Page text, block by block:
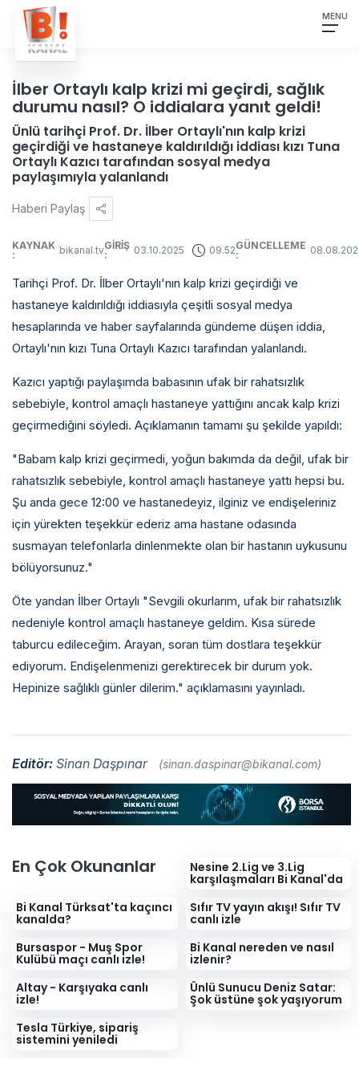
DİZİLER
FİLMLER
YAŞAM & EĞLENCE
YAYIN AKIŞI
HABERLER
MENU
İlber Ortaylı kalp krizi mi geçirdi, sağlık
durumu nasıl? O iddialara yanıt geldi!
Ünlü tarihçi Prof. Dr. İlber Ortaylı'nın kalp krizi
geçirdiği ve hastaneye kaldırıldığı iddiası kızı Tuna
Ortaylı Kazıcı tarafından sosyal medya
paylaşımıyla yalanlandı
Haberi Paylaş
KAYNAK
:
bikanal.tvGİRİŞ
:
03.10.2025 09.52GÜNCELLEME
:
Tarihçi Prof. Dr. İlber Ortaylı'nın kalp krizi geçirdiği ve
hastaneye kaldırıldığı iddiasıyla çeşitli sosyal medya
hesaplarında ve haber sayfalarında gündeme düşen iddia,
Ortaylı'nın kızı Tuna Ortaylı Kazıcı tarafından yalanlandı.
Kazıcı yaptığı paylaşımda babasının ufak bir rahatsızlık
sebebiyle, kontrol amaçlı hastaneye yattığını ancak kalp krizi
geçirmediğini söyledi. Açıklamanın tamamı şu şekilde yapıldı:
"Babam kalp krizi geçirmedi, yoğun bakımda da değil, ufak bir
rahatsızlık sebebiyle, kontrol amaçlı hastaneye yattı hepsi bu.
Şu anda gece 12:00 ve hastanedeyiz, ilginiz ve endişeleriniz
için yürekten teşekkür ederiz ama hastane odasında
susmayan telefonlarla dinlenmekte olan bir hastanın uykusunu
bölüyorsunuz."
Öte yandan İlber Ortaylı "Sevgili okurlarım, ufak bir rahatsızlık
nedeniyle kontrol amaçlı hastaneye geldim. Kısa sürede
taburcu edileceğim. Arayan, soran tüm dostlara teşekkür
ediyorum. Endişelenmenizi gerektirecek bir durum yok.
Hepinize sağlıklı günler dilerim." açıklamasını yayınladı.
Editör: Sinan Daşpınar (sinan.daspinar@bikanal.com)
En Çok Okunanlar Nesine 2.Lig ve 3.Lig
karşılaşmaları Bi Kanal'da
Bi Kanal Türksat'ta kaçıncı
kanalda?
Sıfır TV yayın akışı! Sıfır TV
canlı izle
Bursaspor - Muş Spor
Kulübü maçı canlı izle!
Bi Kanal nereden ve nasıl
izlenir?
Altay - Karşıyaka canlı
izle!
Ünlü Sunucu Deniz Satar:
Şok üstüne şok yaşıyorum
Tesla Türkiye, sipariş
sistemini yeniledi